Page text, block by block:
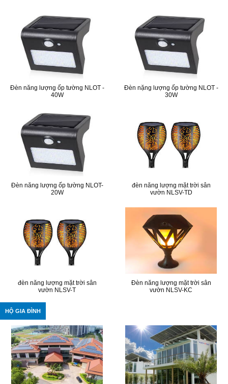
Đèn năng lượng ốp tường NLOT -
40W
Đèn nặng lượng ốp tường NLOT -
30W
Đèn năng lượng ốp tường NLOT-
20W
đèn năng lượng mặt trời sân
vườn NLSV-TD
đèn năng lượng mặt trời sân
vườn NLSV-T
Đèn năng lượng mặt trời sân
vườn NLSV-KC
HỘ GIA ĐÌNH